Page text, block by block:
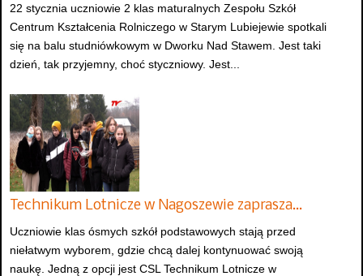
22 stycznia uczniowie 2 klas maturalnych Zespołu Szkół
Centrum Kształcenia Rolniczego w Starym Lubiejewie spotkali
się na balu studniówkowym w Dworku Nad Stawem. Jest taki
dzień, tak przyjemny, choć styczniowy. Jest...
Technikum Lotnicze w Nagoszewie zaprasza…
Uczniowie klas ósmych szkół podstawowych stają przed
niełatwym wyborem, gdzie chcą dalej kontynuować swoją
naukę. Jedną z opcji jest CSL Technikum Lotnicze w